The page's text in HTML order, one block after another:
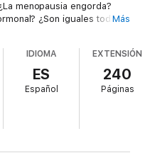
menopausia engorda?
¿Son iguales todas
mujeres. Sin embargo, el
este periodo de la vida
y desatención.
divertidos y
Más
IDIOMA
ES
Español
EXTENSIÓN
240
Páginas